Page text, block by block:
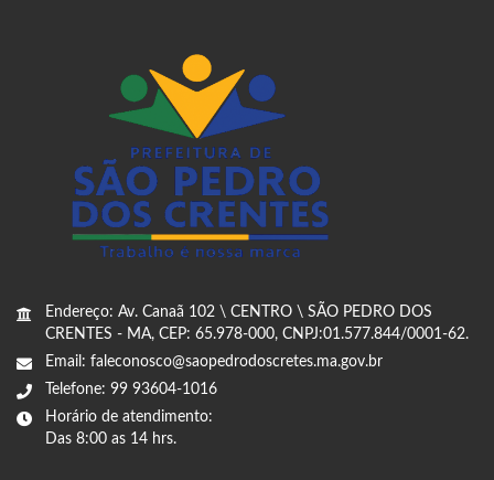
Endereço: Av. Canaã 102 \ CENTRO \ SÃO PEDRO DOS
CRENTES - MA, CEP: 65.978-000, CNPJ:01.577.844/0001-62.
Email: faleconosco@saopedrodoscretes.ma.gov.br
Telefone: 99 93604-1016
Horário de atendimento:
Das 8:00 as 14 hrs.